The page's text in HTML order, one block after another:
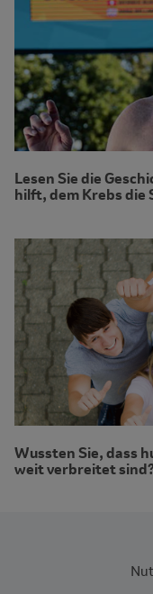
Lesen Sie die
hilft, dem Krebs die
Wussten Sie, dass
weit verbreitet